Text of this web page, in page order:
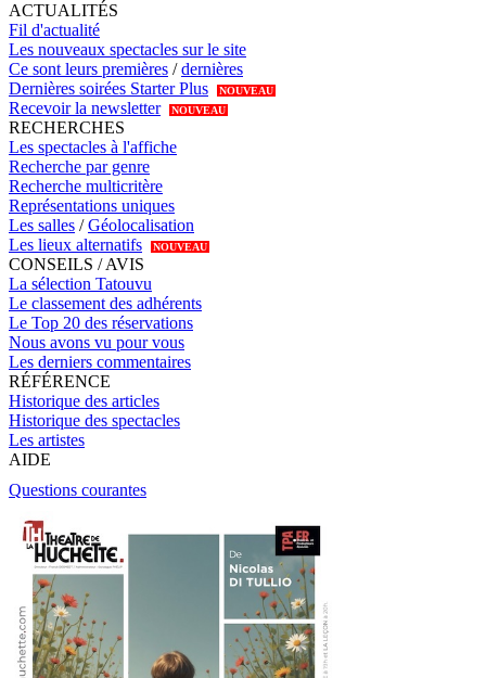
ACTUALITÉS
Fil d'actualité
Les nouveaux spectacles sur le site
Ce sont leurs premières /dernières
Dernières soirées Starter Plus
NOUVEAU
Recevoir la newsletter NOUVEAU
RECHERCHES
Les spectacles à l'affiche
Recherche par genre
Recherche multicritère
Représentations uniques
Les salles /Géolocalisation
Les lieux alternatifs
NOUVEAU
CONSEILS / AVIS
La sélection Tatouvu
Le classement des adhérents
Le Top 20 des réservations
Nous avons vu pour vous
Les derniers commentaires
RÉFÉRENCE
Historique des articles
Historique des spectacles
Les artistes
AIDE
Questions courantes